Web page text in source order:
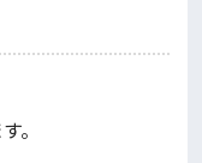
。